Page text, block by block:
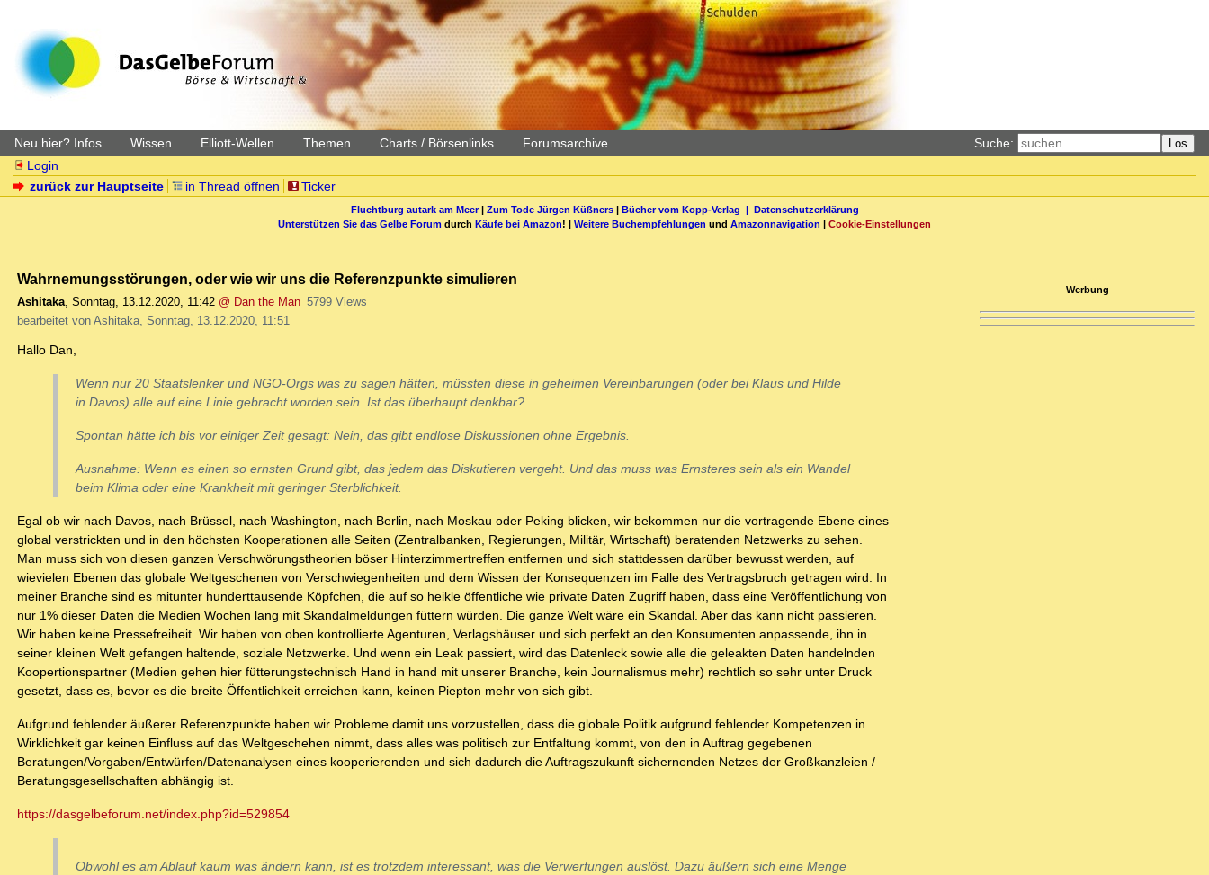
Neu hier? Infos Wissen Elliott-Wellen Themen Charts / Börsenlinks Forumsarchive Suche: Los
Login
zurück zur Hauptseite
in Thread öffnen Ticker
Fluchtburg autark am Meer| Zum Tode Jürgen Küßners| Bücher vom Kopp-Verlag | Datenschutzerklärung
Unterstützen Sie das Gelbe Forum durch Käufe bei Amazon! | Weitere Buchempfehlungen und Amazonnavigation | Cookie-Einstellungen
Wahrnemungsstörungen, oder wie wir uns die Referenzpunkte simulieren
Ashitaka, Sonntag, 13.12.2020, 11:42 @ Dan the Man 5799 Views
bearbeitet von Ashitaka, Sonntag, 13.12.2020, 11:51
Hallo Dan,
Wenn nur 20 Staatslenker und NGO-Orgs was zu sagen hätten, müssten diese in geheimen Vereinbarungen (oder bei Klaus und Hilde
in Davos) alle auf eine Linie gebracht worden sein. Ist das überhaupt denkbar?
Spontan hätte ich bis vor einiger Zeit gesagt: Nein, das gibt endlose Diskussionen ohne Ergebnis.
Ausnahme: Wenn es einen so ernsten Grund gibt, das jedem das Diskutieren vergeht. Und das muss was Ernsteres sein als ein Wandel
beim Klima oder eine Krankheit mit geringer Sterblichkeit.
Egal ob wir nach Davos, nach Brüssel, nach Washington, nach Berlin, nach Moskau oder Peking blicken, wir bekommen nur die vortragende Ebene eines
global verstrickten und in den höchsten Kooperationen alle Seiten (Zentralbanken, Regierungen, Militär, Wirtschaft) beratenden Netzwerks zu sehen.
Man muss sich von diesen ganzen Verschwörungstheorien böser Hinterzimmertreffen entfernen und sich stattdessen darüber bewusst werden, auf
wievielen Ebenen das globale Weltgeschenen von Verschwiegenheiten und dem Wissen der Konsequenzen im Falle des Vertragsbruch getragen wird. In
meiner Branche sind es mitunter hunderttausende Köpfchen, die auf so heikle öffentliche wie private Daten Zugriff haben, dass eine Veröffentlichung von
nur 1% dieser Daten die Medien Wochen lang mit Skandalmeldungen füttern würden. Die ganze Welt wäre ein Skandal. Aber das kann nicht passieren.
Wir haben keine Pressefreiheit. Wir haben von oben kontrollierte Agenturen, Verlagshäuser und sich perfekt an den Konsumenten anpassende, ihn in
seiner kleinen Welt gefangen haltende, soziale Netzwerke. Und wenn ein Leak passiert, wird das Datenleck sowie alle die geleakten Daten handelnden
Koopertionspartner (Medien gehen hier fütterungstechnisch Hand in hand mit unserer Branche, kein Journalismus mehr) rechtlich so sehr unter Druck
gesetzt, dass es, bevor es die breite Öffentlichkeit erreichen kann, keinen Piepton mehr von sich gibt.
Aufgrund fehlender äußerer Referenzpunkte haben wir Probleme damit uns vorzustellen, dass die globale Politik aufgrund fehlender Kompetenzen in
Wirklichkeit gar keinen Einfluss auf das Weltgeschehen nimmt, dass alles was politisch zur Entfaltung kommt, von den in Auftrag gegebenen
Beratungen/Vorgaben/Entwürfen/Datenanalysen eines kooperierenden und sich dadurch die Auftragszukunft sichernenden Netzes der Großkanzleien /
Beratungsgesellschaften abhängig ist.
https://dasgelbeforum.net/index.php?id=529854
Obwohl es am Ablauf kaum was ändern kann, ist es trotzdem interessant, was die Verwerfungen auslöst. Dazu äußern sich eine Menge
Werbung